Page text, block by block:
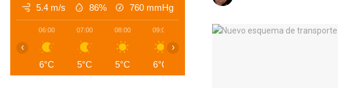
5.4 m/s 86% 760 mmHg
06:00
6°C
07:00
5°C
08:00
5°C
09:00
6°C
11:00 12:00 13:00
‹ ›